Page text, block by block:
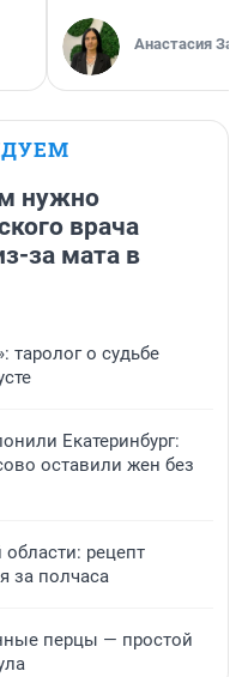
Анастасия
нужно
врача
за мата в
таролог о судьбе
Екатеринбург:
оставили жен без
рецепт
за полчаса
перцы — простой